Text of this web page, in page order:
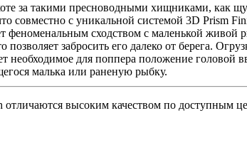
за такими пресноводными хищниками, как
совместно с уникальной системой 3D Prism
феноменальным сходством с маленькой
забросить его далеко от берега.
для поппера положение головой
малька или раненую рыбку.
отличаются высоким качеством по доступным